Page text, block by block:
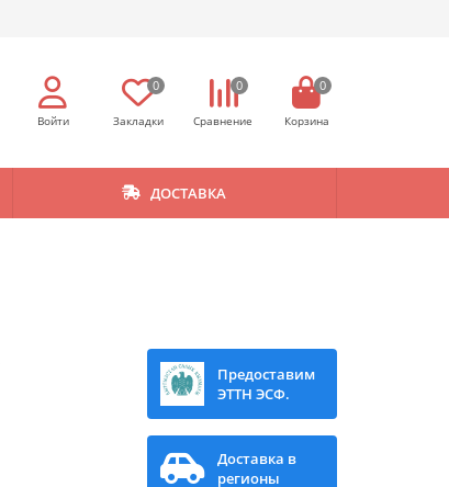
0 0 0
ДОСТАВКА
Предоставим
ЭТТН ЭСФ.
Доставка в
регионы